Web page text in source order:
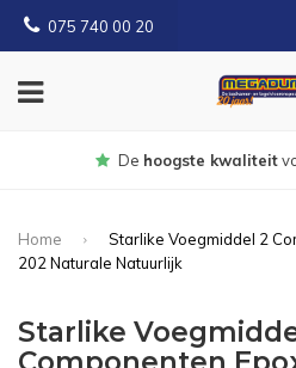
075 740 00 20
Gratisbezorgd
Home
Starlike Voegmiddel 2
202 Naturale Natuurlijk
Starlike